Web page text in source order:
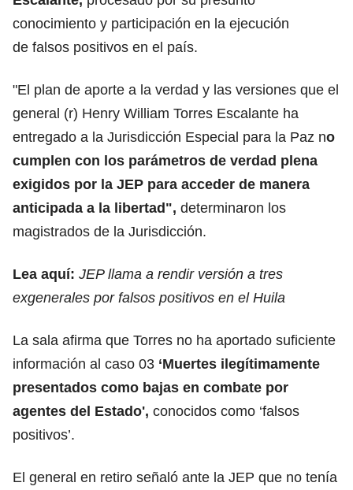
conocimiento y participación en la ejecución
de falsos positivos en el país.
"El plan de aporte a la verdad y las versiones que el
general (r) Henry William Torres Escalante ha
entregado a la Jurisdicción Especial para la Paz no
cumplen con los parámetros de verdad plena
exigidos por la JEP para acceder de manera
anticipada a la libertad", determinaron los
magistrados de la Jurisdicción.
Lea aquí: JEP llama a rendir versión a tres
exgenerales por falsos positivos en el Huila
La sala afirma que Torres no ha aportado suficiente
información al caso 03 ‘Muertes ilegítimamente
presentados como bajas en combate por
agentes del Estado', conocidos como ‘falsos
positivos’.
El general en retiro señaló ante la JEP que no tenía